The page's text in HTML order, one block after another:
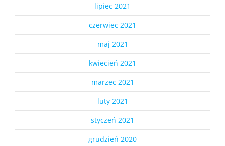
lipiec 2021
czerwiec 2021
maj 2021
kwiecień 2021
marzec 2021
luty 2021
styczeń 2021
grudzień 2020